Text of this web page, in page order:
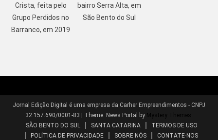
Crista, feita pelo
Grupo Perdidos no
Barranco, em 2019
bairro Serra Alta, em
São Bento do Sul
Jornal Edição Digital é uma empresa da Carher Empreendimentos - CNPJ
32.157.690/0001-83
Theme: News Portal by Mystery Themes .
SÃO BENTO DO SUL
SANTA CATARINA
TERMOS DE USO
POLÍTICA DE PRIVACIDADE
SOBRE NÓS CONTATE-NOS